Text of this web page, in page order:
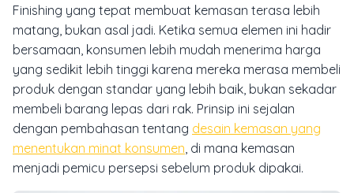
Finishing yang tepat membuat kemasan terasa lebih
matang, bukan asal jadi. Ketika semua elemen ini hadir
bersamaan, konsumen lebih mudah menerima harga
yang sedikit lebih tinggi karena mereka merasa membeli
produk dengan standar yang lebih baik, bukan sekadar
membeli barang lepas dari rak. Prinsip ini sejalan
dengan pembahasan tentang desain kemasan yang
menentukan minat konsumen, di mana kemasan
menjadi pemicu persepsi sebelum produk dipakai.